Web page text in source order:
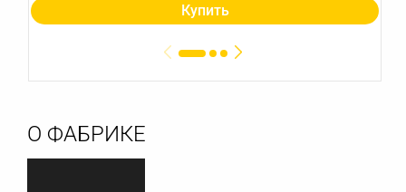
Купить
О ФАБРИКЕ